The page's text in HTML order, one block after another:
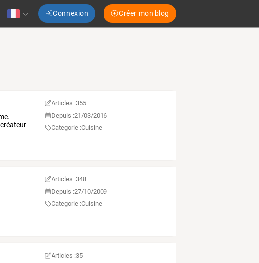
Connexion Créer mon blog
créateur
Articles :355
Depuis :21/03/2016
Categorie :Cuisine
Articles :348
Depuis :27/10/2009
Categorie :Cuisine
Articles :35